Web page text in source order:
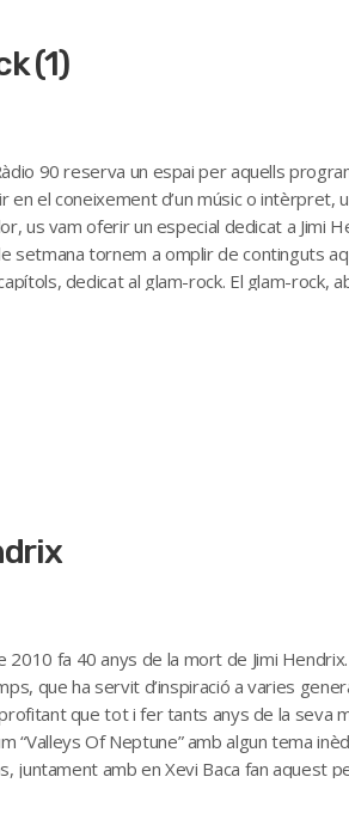
(1)
90 reserva un espai per aquells
el coneixement d’un músic o intèrpret,
us vam oferir un especial dedicat a Jimi
setmana tornem a omplir de continguts
dedicat al glam-rock. El glam-rock,
fa 40 anys de la mort de Jimi
que ha servit d’inspiració a varies
que tot i fer tants anys de la seva
“Valleys Of Neptune” amb algun tema
juntament amb en Xevi Baca fan